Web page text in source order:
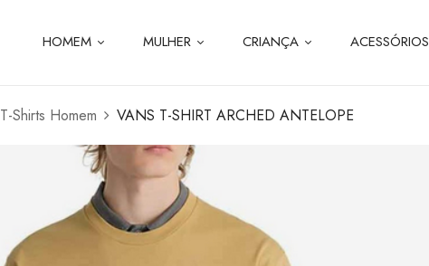
HOMEM MULHER CRIANÇA ACESSÓRIOS
T-Shirts Homem VANS T-SHIRT ARCHED ANTELOPE